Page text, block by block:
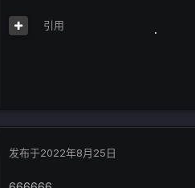
引用
发布于2022年8月25日